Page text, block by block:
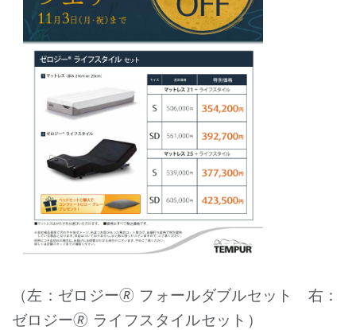
（左：ゼロジー🄬 フォールダブルセット 右：
ゼロジー🄬 ライフスタイルセット）